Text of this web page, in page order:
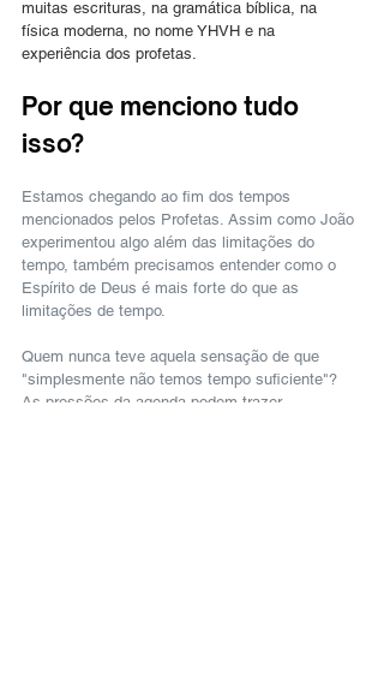
muitas escrituras, na gramática bíblica, na
física moderna, no nome YHVH e na
experiência dos profetas.
Por que menciono tudo
isso?
Estamos chegando ao fim dos tempos
mencionados pelos Profetas. Assim como João
experimentou algo além das limitações do
tempo, também precisamos entender como o
Espírito de Deus é mais forte do que as
limitações de tempo.
Quem nunca teve aquela sensação de que
"simplesmente não temos tempo suficiente"?
As pressões da agenda podem trazer